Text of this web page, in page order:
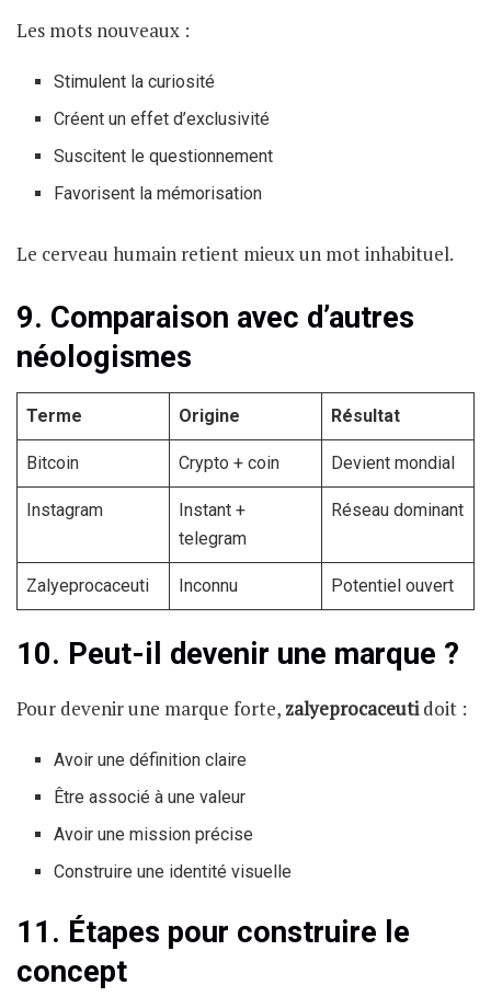
Les mots nouveaux :
Stimulent la curiosité
Créent un effet d’exclusivité
Suscitent le questionnement
Favorisent la mémorisation
Le cerveau humain retient mieux un mot inhabituel.
9. Comparaison avec d’autres
néologismes
Terme Origine Résultat
Bitcoin Crypto + coin Devient mondial
Instagram
Instant +
telegram
Réseau dominant
Zalyeprocaceuti Inconnu Potentiel ouvert
10. Peut-il devenir une marque ?
Pour devenir une marque forte, zalyeprocaceutidoit :
Avoir une définition claire
Être associé à une valeur
Avoir une mission précise
Construire une identité visuelle
11. Étapes pour construire le
concept